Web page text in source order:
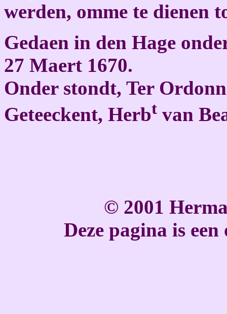
werden, omme te dienen
Gedaen in den Hage
27 Maert 1670.
Onder stondt, Ter
Geteeckent, Herbt van
© 2001
Deze pagina is